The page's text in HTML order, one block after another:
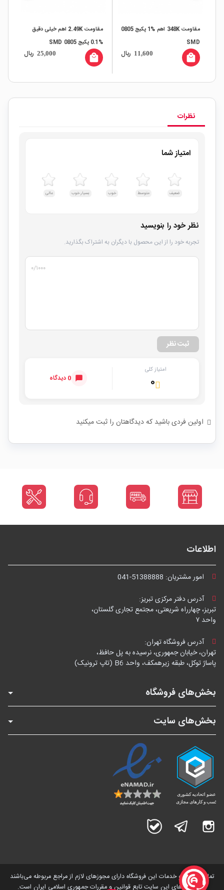
مقاومت 348K اهم %1 پکیج 0805
SMD
11,600 ریال local_mall
مقاومت 2.49K اهم خیلی دقیق
%0.1 پکیج SMD 0805
25,000 ریال local_mall
نظرات
امتیاز شما
ضعیف متوسط خوب بسیار خوب عالی
نظر خود را بنویسید
تجربه خود را از این محصول با دیگران به اشتراک بگذارید.
۰/۱۰۰۰
ثبت نظر
امتیاز کلی
۰ 0 دیدگاه
اولین فردی باشید که دیدگاهتان را ثبت میکنید
اطلاعات
امور مشتریان: 041-51388888
آدرس دفتر مرکزی تبریز:
تبریز، چهارراه شریعتی، مجتمع تجاری گلستان،
واحد ۷
آدرس فروشگاه تهران:
تهران، خیابان جمهوری، نرسیده به پل حافظ،
پاساژ توکل، طبقه زیرهمکف، واحد B6 (تاپ ترونیک)
بخش‌های فروشگاه
بخش‌های سایت
اینستاگرام تلگرام
تمامی کالاها و خدمات این فروشگاه دارای مجوز‌های لازم از مراجع مربوطه می‌باشند
و فعالیت های این سایت تابع قوانین و مقررات جمهوری اسلامی ایران است.